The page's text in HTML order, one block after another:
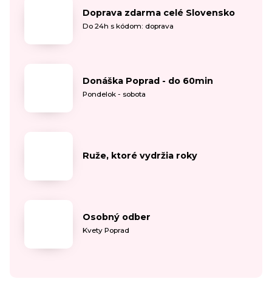
Doprava zdarma celé Slovensko
Do 24h s kódom: doprava
Donáška Poprad - do 60min
Pondelok - sobota
Ruže, ktoré vydržia roky
Osobný odber
Kvety Poprad